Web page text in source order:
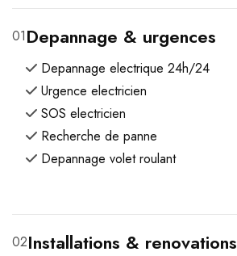
01Depannage & urgences
Depannage electrique 24h/24
Urgence electricien
SOS electricien
Recherche de panne
Depannage volet roulant
02Installations & renovations